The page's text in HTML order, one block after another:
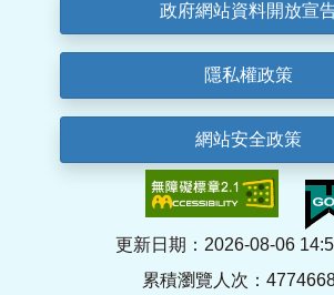
政府網站資料開放宣
隱私權政策
網站安全政策
更新日期：2026-08-06
累積瀏覽人次：